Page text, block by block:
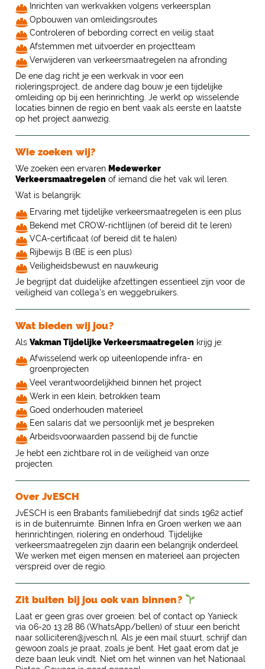
Inrichten van werkvakken volgens verkeersplan
Opbouwen van omleidingsroutes
Controleren of bebording correct en veilig staat
Afstemmen met uitvoerder en projectteam
Verwijderen van verkeersmaatregelen na afronding
De ene dag richt je een werkvak in voor een
rioleringsproject, de andere dag bouw je een tijdelijke
omleiding op bij een herinrichting. Je werkt op wisselende
locaties binnen de regio en bent vaak als eerste en laatste
op het project aanwezig.
Wie zoeken wij?
We zoeken een ervaren Medewerker
Verkeersmaatregelen of iemand die het vak wil leren.
Wat is belangrijk:
Ervaring met tijdelijke verkeersmaatregelen is een plus
Bekend met CROW-richtlijnen (of bereid dit te leren)
VCA-certificaat (of bereid dit te halen)
Rijbewijs B (BE is een plus)
Veiligheidsbewust en nauwkeurig
Je begrijpt dat duidelijke afzettingen essentieel zijn voor de
veiligheid van collega’s en weggebruikers.
Wat bieden wij jou?
AlsVakman Tijdelijke Verkeersmaatregelen krijg je:
Afwisselend werk op uiteenlopende infra- en
groenprojecten
Veel verantwoordelijkheid binnen het project
Werk in een klein, betrokken team
Goed onderhouden materieel
Een salaris dat we persoonlijk met je bespreken
Arbeidsvoorwaarden passend bij de functie
Je hebt een zichtbare rol in de veiligheid van onze
projecten.
Over JvESCH
JvESCH is een Brabants familiebedrijf dat sinds 1962 actief
is in de buitenruimte. Binnen Infra en Groen werken we aan
herinrichtingen, riolering en onderhoud. Tijdelijke
verkeersmaatregelen zijn daarin een belangrijk onderdeel.
We werken met eigen mensen en materieel aan projecten
verspreid over de regio.
Zit buiten bij jou ook van binnen?
Laat er geen gras over groeien: bel of contact op Yanieck
via 06-20 13 28 86 (WhatsApp/bellen) of stuur een bericht
naar solliciteren@jvesch.nl. Als je een mail stuurt, schrijf dan
gewoon zoals je praat, zoals je bent. Het gaat erom dat je
deze baan leuk vindt. Niet om het winnen van het Nationaal